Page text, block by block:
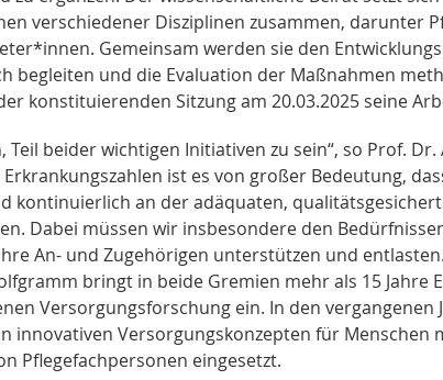
verschiedener Disziplinen zusammen, darunter
Gemeinsam werden sie den
begleiten und die Evaluation der Maßnahmen
konstituierenden Sitzung am 20.03.2025 seine
Teil beider wichtigen Initiativen zu sein“, so Prof.
ist es von großer Bedeutung,
kontinuierlich an der adäquaten,
Dabei müssen wir insbesondere den
An- und Zugehörigen unterstützen und
bringt in beide Gremien mehr als 15 Jahre
Versorgungsforschung ein. In den
innovativen Versorgungskonzepten für Menschen
Pflegefachpersonen eingesetzt.